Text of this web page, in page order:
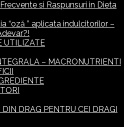
si Raspunsuri in Dieta
“oză ” aplicata indulcitorilor –
UTILIZATE
– MACRONUTRIENTI
DIN DRAG PENTRU CEI DRAGI